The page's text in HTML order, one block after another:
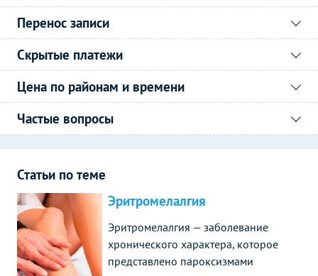
Перенос записи
Скрытые платежи
Цена по районам и времени
Частые вопросы
Статьи по теме
Эритромелалгия
Эритромелалгия — заболевание
хронического характера, которое
представлено пароксизмами